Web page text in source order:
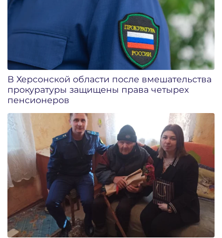
В Херсонской области после вмешательства
прокуратуры защищены права четырех
пенсионеров